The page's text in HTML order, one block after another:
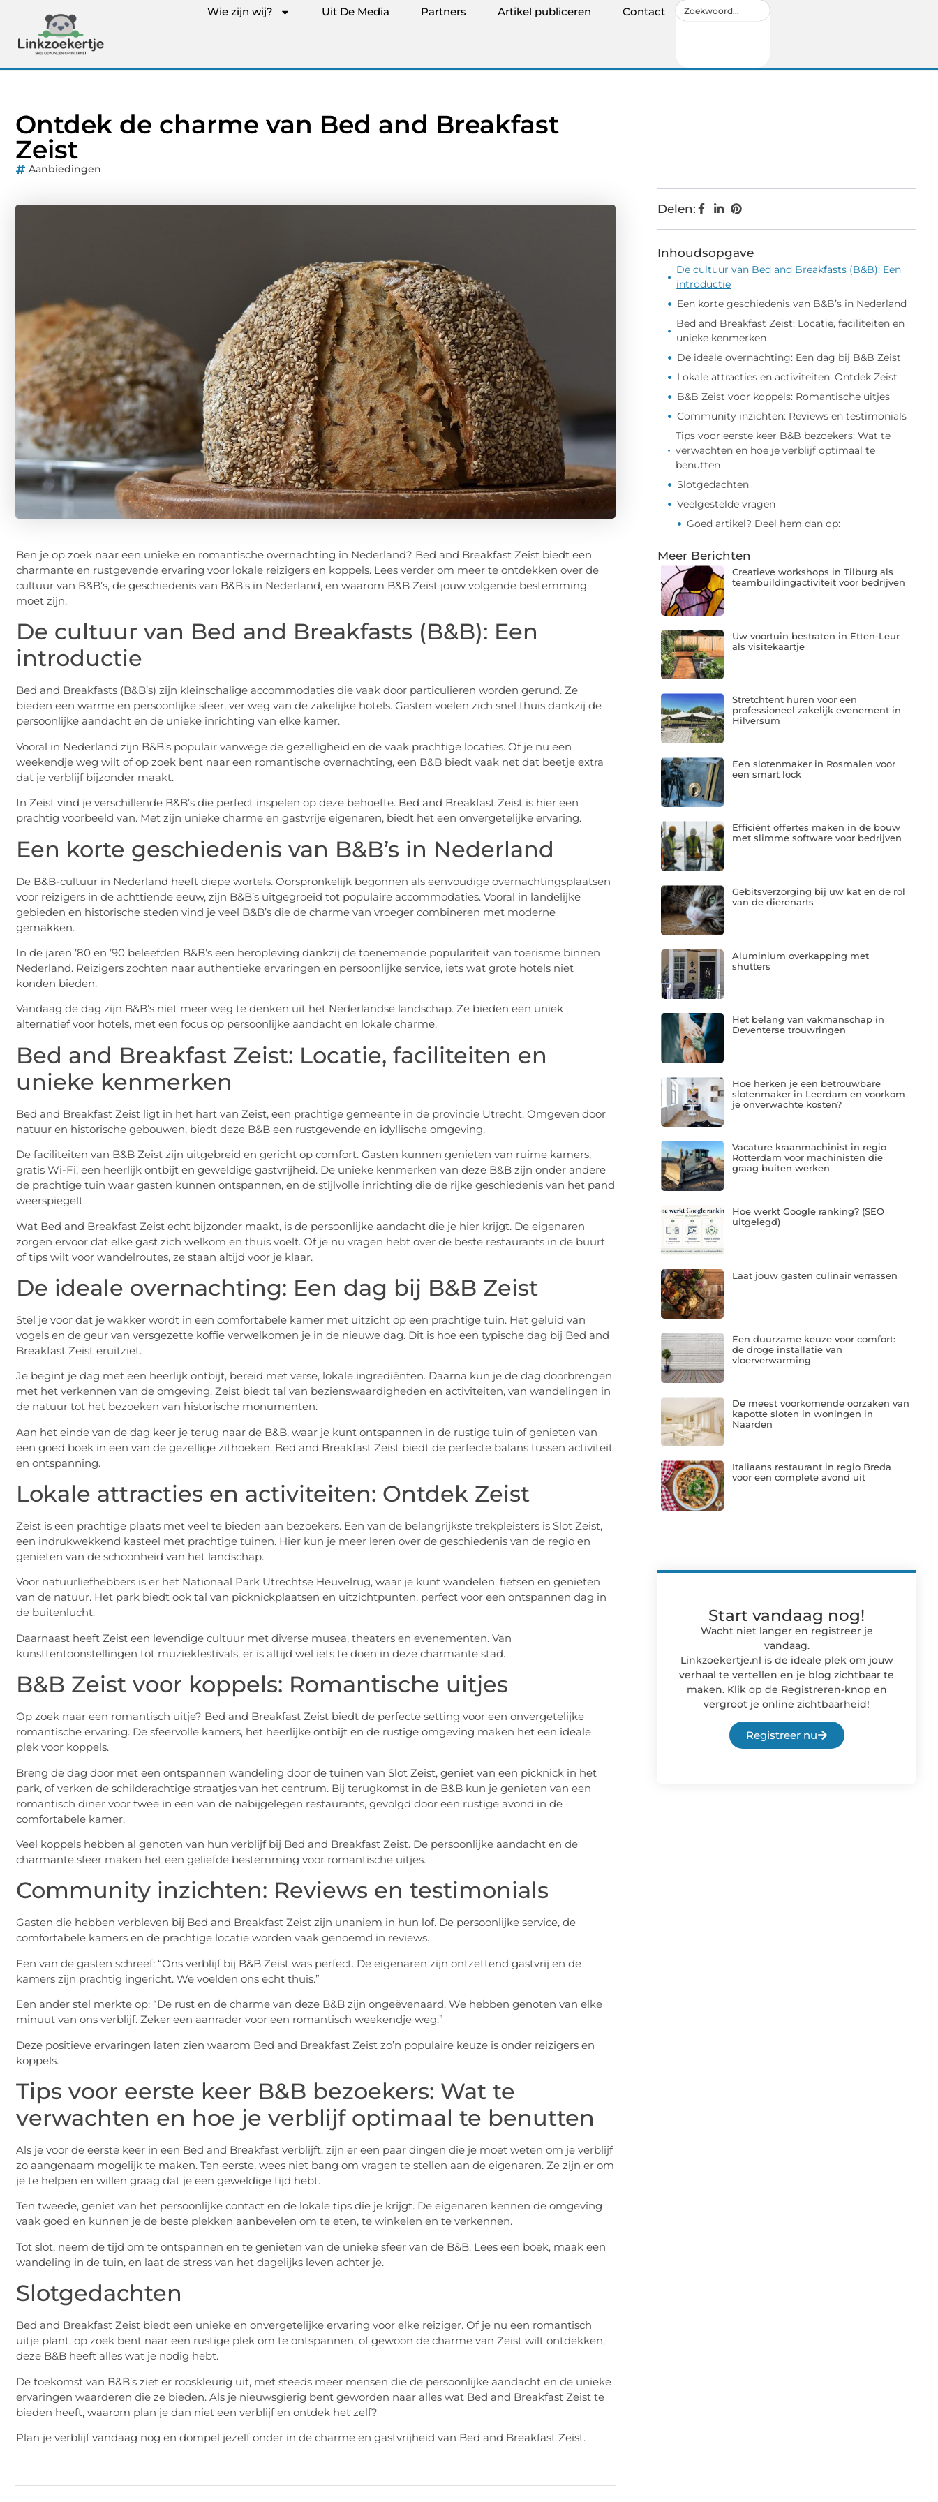
Wie zijn wij? Uit De Media Partners Artikel publiceren Contact
Ontdek de charme van Bed and Breakfast
Zeist
Aanbiedingen
Ben je op zoek naar een unieke en romantische overnachting in Nederland? Bed and Breakfast Zeist biedt een
charmante en rustgevende ervaring voor lokale reizigers en koppels. Lees verder om meer te ontdekken over de
cultuur van B&B’s, de geschiedenis van B&B’s in Nederland, en waarom B&B Zeist jouw volgende bestemming
moet zijn.
De cultuur van Bed and Breakfasts (B&B): Een
introductie
Bed and Breakfasts (B&B’s) zijn kleinschalige accommodaties die vaak door particulieren worden gerund. Ze
bieden een warme en persoonlijke sfeer, ver weg van de zakelijke hotels. Gasten voelen zich snel thuis dankzij de
persoonlijke aandacht en de unieke inrichting van elke kamer.
Vooral in Nederland zijn B&B’s populair vanwege de gezelligheid en de vaak prachtige locaties. Of je nu een
weekendje weg wilt of op zoek bent naar een romantische overnachting, een B&B biedt vaak net dat beetje extra
dat je verblijf bijzonder maakt.
In Zeist vind je verschillende B&B’s die perfect inspelen op deze behoefte. Bed and Breakfast Zeist is hier een
prachtig voorbeeld van. Met zijn unieke charme en gastvrije eigenaren, biedt het een onvergetelijke ervaring.
Een korte geschiedenis van B&B’s in Nederland
De B&B-cultuur in Nederland heeft diepe wortels. Oorspronkelijk begonnen als eenvoudige overnachtingsplaatsen
voor reizigers in de achttiende eeuw, zijn B&B’s uitgegroeid tot populaire accommodaties. Vooral in landelijke
gebieden en historische steden vind je veel B&B’s die de charme van vroeger combineren met moderne
gemakken.
In de jaren ’80 en ’90 beleefden B&B’s een heropleving dankzij de toenemende populariteit van toerisme binnen
Nederland. Reizigers zochten naar authentieke ervaringen en persoonlijke service, iets wat grote hotels niet
konden bieden.
Vandaag de dag zijn B&B’s niet meer weg te denken uit het Nederlandse landschap. Ze bieden een uniek
alternatief voor hotels, met een focus op persoonlijke aandacht en lokale charme.
Bed and Breakfast Zeist: Locatie, faciliteiten en
unieke kenmerken
Bed and Breakfast Zeist ligt in het hart van Zeist, een prachtige gemeente in de provincie Utrecht. Omgeven door
natuur en historische gebouwen, biedt deze B&B een rustgevende en idyllische omgeving.
De faciliteiten van B&B Zeist zijn uitgebreid en gericht op comfort. Gasten kunnen genieten van ruime kamers,
gratis Wi-Fi, een heerlijk ontbijt en geweldige gastvrijheid. De unieke kenmerken van deze B&B zijn onder andere
de prachtige tuin waar gasten kunnen ontspannen, en de stijlvolle inrichting die de rijke geschiedenis van het pand
weerspiegelt.
Wat Bed and Breakfast Zeist echt bijzonder maakt, is de persoonlijke aandacht die je hier krijgt. De eigenaren
zorgen ervoor dat elke gast zich welkom en thuis voelt. Of je nu vragen hebt over de beste restaurants in de buurt
of tips wilt voor wandelroutes, ze staan altijd voor je klaar.
De ideale overnachting: Een dag bij B&B Zeist
Stel je voor dat je wakker wordt in een comfortabele kamer met uitzicht op een prachtige tuin. Het geluid van
vogels en de geur van versgezette koffie verwelkomen je in de nieuwe dag. Dit is hoe een typische dag bij Bed and
Breakfast Zeist eruitziet.
Je begint je dag met een heerlijk ontbijt, bereid met verse, lokale ingrediënten. Daarna kun je de dag doorbrengen
met het verkennen van de omgeving. Zeist biedt tal van bezienswaardigheden en activiteiten, van wandelingen in
de natuur tot het bezoeken van historische monumenten.
Aan het einde van de dag keer je terug naar de B&B, waar je kunt ontspannen in de rustige tuin of genieten van
een goed boek in een van de gezellige zithoeken. Bed and Breakfast Zeist biedt de perfecte balans tussen activiteit
en ontspanning.
Lokale attracties en activiteiten: Ontdek Zeist
Zeist is een prachtige plaats met veel te bieden aan bezoekers. Een van de belangrijkste trekpleisters is Slot Zeist,
een indrukwekkend kasteel met prachtige tuinen. Hier kun je meer leren over de geschiedenis van de regio en
genieten van de schoonheid van het landschap.
Voor natuurliefhebbers is er het Nationaal Park Utrechtse Heuvelrug, waar je kunt wandelen, fietsen en genieten
van de natuur. Het park biedt ook tal van picknickplaatsen en uitzichtpunten, perfect voor een ontspannen dag in
de buitenlucht.
Daarnaast heeft Zeist een levendige cultuur met diverse musea, theaters en evenementen. Van
kunsttentoonstellingen tot muziekfestivals, er is altijd wel iets te doen in deze charmante stad.
B&B Zeist voor koppels: Romantische uitjes
Op zoek naar een romantisch uitje? Bed and Breakfast Zeist biedt de perfecte setting voor een onvergetelijke
romantische ervaring. De sfeervolle kamers, het heerlijke ontbijt en de rustige omgeving maken het een ideale
plek voor koppels.
Breng de dag door met een ontspannen wandeling door de tuinen van Slot Zeist, geniet van een picknick in het
park, of verken de schilderachtige straatjes van het centrum. Bij terugkomst in de B&B kun je genieten van een
romantisch diner voor twee in een van de nabijgelegen restaurants, gevolgd door een rustige avond in de
comfortabele kamer.
Veel koppels hebben al genoten van hun verblijf bij Bed and Breakfast Zeist. De persoonlijke aandacht en de
charmante sfeer maken het een geliefde bestemming voor romantische uitjes.
Community inzichten: Reviews en testimonials
Gasten die hebben verbleven bij Bed and Breakfast Zeist zijn unaniem in hun lof. De persoonlijke service, de
comfortabele kamers en de prachtige locatie worden vaak genoemd in reviews.
Een van de gasten schreef: “Ons verblijf bij B&B Zeist was perfect. De eigenaren zijn ontzettend gastvrij en de
kamers zijn prachtig ingericht. We voelden ons echt thuis.”
Een ander stel merkte op: “De rust en de charme van deze B&B zijn ongeëvenaard. We hebben genoten van elke
minuut van ons verblijf. Zeker een aanrader voor een romantisch weekendje weg.”
Deze positieve ervaringen laten zien waarom Bed and Breakfast Zeist zo’n populaire keuze is onder reizigers en
koppels.
Tips voor eerste keer B&B bezoekers: Wat te
verwachten en hoe je verblijf optimaal te benutten
Als je voor de eerste keer in een Bed and Breakfast verblijft, zijn er een paar dingen die je moet weten om je verblijf
zo aangenaam mogelijk te maken. Ten eerste, wees niet bang om vragen te stellen aan de eigenaren. Ze zijn er om
je te helpen en willen graag dat je een geweldige tijd hebt.
Ten tweede, geniet van het persoonlijke contact en de lokale tips die je krijgt. De eigenaren kennen de omgeving
vaak goed en kunnen je de beste plekken aanbevelen om te eten, te winkelen en te verkennen.
Tot slot, neem de tijd om te ontspannen en te genieten van de unieke sfeer van de B&B. Lees een boek, maak een
wandeling in de tuin, en laat de stress van het dagelijks leven achter je.
Slotgedachten
Bed and Breakfast Zeist biedt een unieke en onvergetelijke ervaring voor elke reiziger. Of je nu een romantisch
uitje plant, op zoek bent naar een rustige plek om te ontspannen, of gewoon de charme van Zeist wilt ontdekken,
deze B&B heeft alles wat je nodig hebt.
De toekomst van B&B’s ziet er rooskleurig uit, met steeds meer mensen die de persoonlijke aandacht en de unieke
ervaringen waarderen die ze bieden. Als je nieuwsgierig bent geworden naar alles wat Bed and Breakfast Zeist te
bieden heeft, waarom plan je dan niet een verblijf en ontdek het zelf?
Plan je verblijf vandaag nog en dompel jezelf onder in de charme en gastvrijheid van Bed and Breakfast Zeist.
Delen:
Inhoudsopgave
De cultuur van Bed and Breakfasts (B&B): Een
introductie
Een korte geschiedenis van B&B’s in Nederland
Bed and Breakfast Zeist: Locatie, faciliteiten en
unieke kenmerken
De ideale overnachting: Een dag bij B&B Zeist
Lokale attracties en activiteiten: Ontdek Zeist
B&B Zeist voor koppels: Romantische uitjes
Community inzichten: Reviews en testimonials
Tips voor eerste keer B&B bezoekers: Wat te
verwachten en hoe je verblijf optimaal te
benutten
Slotgedachten
Veelgestelde vragen
Goed artikel? Deel hem dan op:
Meer Berichten
Creatieve workshops in Tilburg als
teambuildingactiviteit voor bedrijven
Uw voortuin bestraten in Etten-Leur
als visitekaartje
Stretchtent huren voor een
professioneel zakelijk evenement in
Hilversum
Een slotenmaker in Rosmalen voor
een smart lock
Efficiënt offertes maken in de bouw
met slimme software voor bedrijven
Gebitsverzorging bij uw kat en de rol
van de dierenarts
Aluminium overkapping met
shutters
Het belang van vakmanschap in
Deventerse trouwringen
Hoe herken je een betrouwbare
slotenmaker in Leerdam en voorkom
je onverwachte kosten?
Vacature kraanmachinist in regio
Rotterdam voor machinisten die
graag buiten werken
Hoe werkt Google ranking? (SEO
uitgelegd)
Laat jouw gasten culinair verrassen
Een duurzame keuze voor comfort:
de droge installatie van
vloerverwarming
De meest voorkomende oorzaken van
kapotte sloten in woningen in
Naarden
Italiaans restaurant in regio Breda
voor een complete avond uit
Start vandaag nog!
Wacht niet langer en registreer je
vandaag.
Linkzoekertje.nl is de ideale plek om jouw
verhaal te vertellen en je blog zichtbaar te
maken. Klik op de Registreren-knop en
vergroot je online zichtbaarheid!
Registreer nu